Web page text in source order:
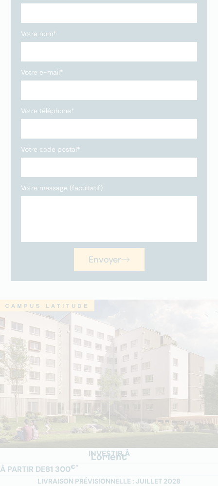
Votre nom*
Votre e-mail*
Votre téléphone*
Votre code postal*
Votre message (facultatif)
Envoyer
CAMPUS LATITUDE
INVESTIR À
Lorient
À PARTIR DE81 300€*
LIVRAISON PRÉVISIONNELLE : JUILLET 2028